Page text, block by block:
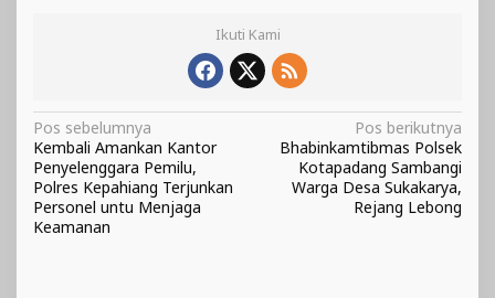
Ikuti Kami
Navigasi
pos
Pos sebelumnya
Kembali Amankan Kantor
Penyelenggara Pemilu,
Polres Kepahiang Terjunkan
Personel untu Menjaga
Keamanan
Pos berikutnya
Bhabinkamtibmas Polsek
Kotapadang Sambangi
Warga Desa Sukakarya,
Rejang Lebong